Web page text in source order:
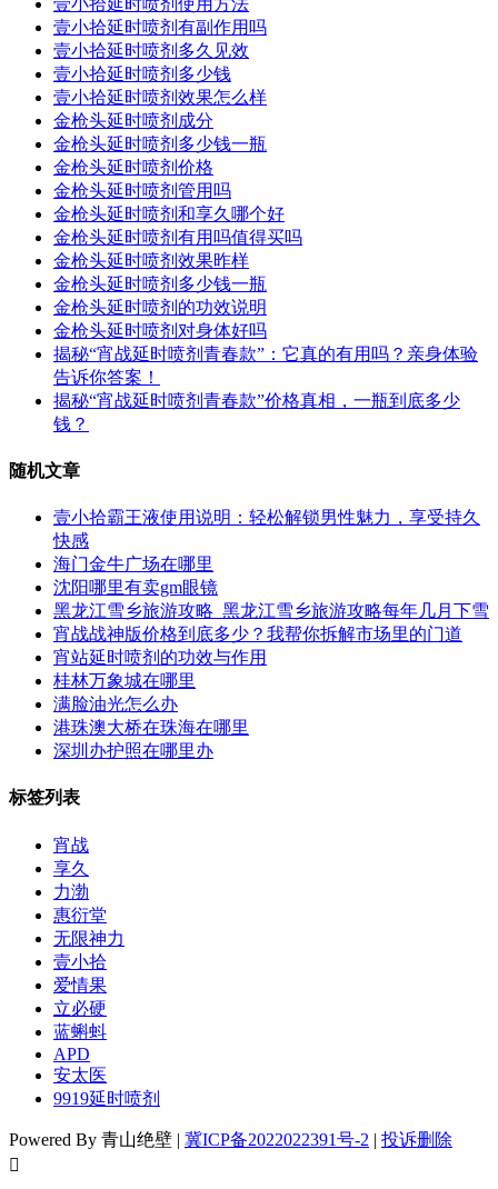
壹小拾延时喷剂有副作用吗
壹小拾延时喷剂多久见效
壹小拾延时喷剂多少钱
壹小拾延时喷剂效果怎么样
金枪头延时喷剂成分
金枪头延时喷剂多少钱一瓶
金枪头延时喷剂价格
金枪头延时喷剂管用吗
金枪头延时喷剂和享久哪个好
金枪头延时喷剂有用吗值得买吗
金枪头延时喷剂效果昨样
金枪头延时喷剂多少钱一瓶
金枪头延时喷剂的功效说明
金枪头延时喷剂对身体好吗
揭秘“宵战延时喷剂青春款”：它真的有用吗？亲身体验
告诉你答案！
揭秘“宵战延时喷剂青春款”价格真相，一瓶到底多少
钱？
随机文章
壹小拾霸王液使用说明：轻松解锁男性魅力，享受持久
快感
海门金牛广场在哪里
沈阳哪里有卖gm眼镜
黑龙江雪乡旅游攻略_黑龙江雪乡旅游攻略每年几月下雪
宵战战神版价格到底多少？我帮你拆解市场里的门道
宵站延时喷剂的功效与作用
桂林万象城在哪里
满脸油光怎么办
港珠澳大桥在珠海在哪里
深圳办护照在哪里办
标签列表
宵战
享久
力渤
惠衍堂
无限神力
壹小拾
爱情果
立必硬
蓝蝌蚪
APD
安太医
9919延时喷剂
Powered By 青山绝壁 | 冀ICP备2022022391号-2 | 投诉删除
󦘖